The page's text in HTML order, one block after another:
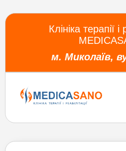
Клініка терапії і
м. Миколаїв,